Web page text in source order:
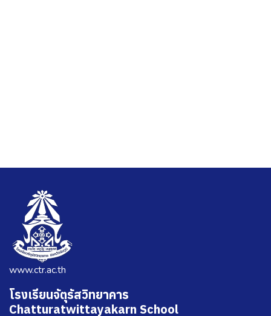
www.ctr.ac.th
โรงเรียนจัตุรัสวิทยาคาร
Chatturatwittayakarn School